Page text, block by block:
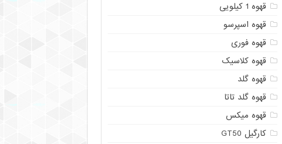
قهوه 1 کیلویی
قهوه اسپرسو
قهوه فوری
قهوه کلاسیک
قهوه گلد
قهوه گلد تاتا
قهوه میکس
کارگیل GT50